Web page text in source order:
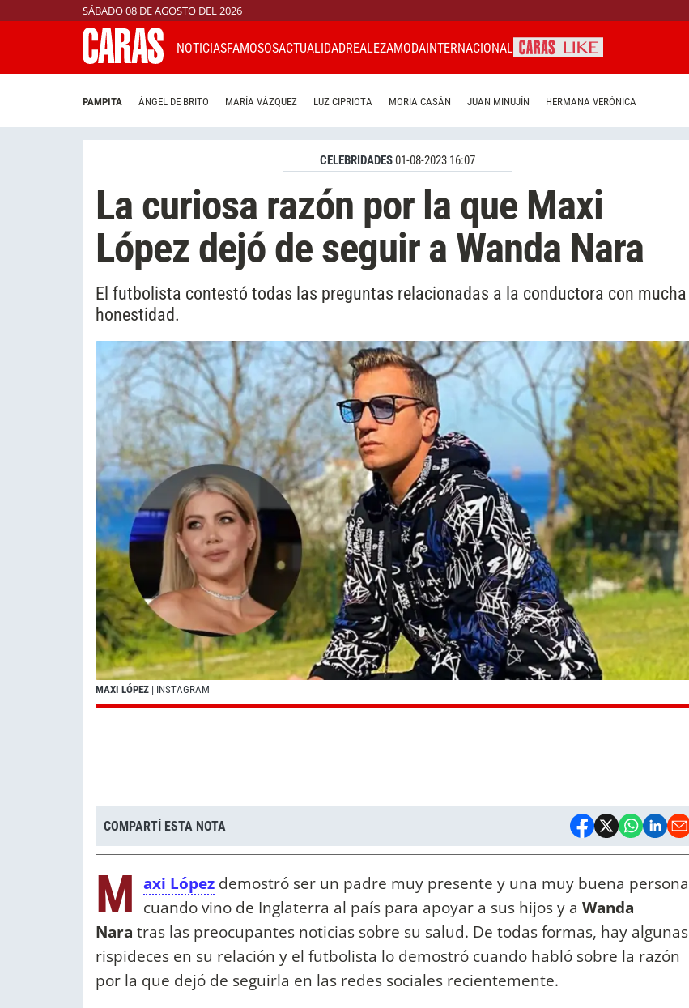
SÁBADO 08 DE AGOSTO DEL 2026
NOTICIASFAMOSOSACTUALIDADREALEZAMODAINTERNACIONAL
PAMPITA ÁNGEL DE BRITO MARÍA VÁZQUEZ LUZ CIPRIOTA MORIA CASÁN JUAN MINUJÍN HERMANA VERÓNICA
CELEBRIDADES01-08-2023 16:07
La curiosa razón por la que Maxi
López dejó de seguir a Wanda Nara
El futbolista contestó todas las preguntas relacionadas a la conductora con mucha
honestidad.
MAXI LÓPEZ | INSTAGRAM
COMPARTÍ ESTA NOTA
M axi López demostró ser un padre muy presente y una muy buena persona
cuando vino de Inglaterra al país para apoyar a sus hijos y a Wanda
Nara tras las preocupantes noticias sobre su salud. De todas formas, hay algunas
rispideces en su relación y el futbolista lo demostró cuando habló sobre la razón
por la que dejó de seguirla en las redes sociales recientemente.